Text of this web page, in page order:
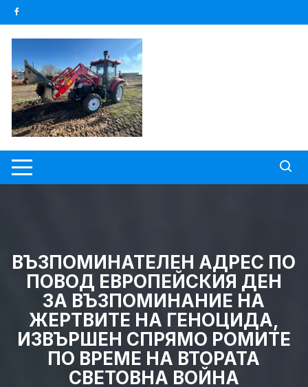
Skip
to
content
ВЪЗПОМИНАТЕЛЕН АДРЕС ПО
ПОВОД ЕВРОПЕЙСКИЯ ДЕН
ЗА ВЪЗПОМИНАНИЕ НА
ЖЕРТВИТЕ НА ГЕНОЦИДА,
ИЗВЪРШЕН СПРЯМО РОМИТЕ
ПО ВРЕМЕ НА ВТОРАТА
СВЕТОВНА ВОЙНА